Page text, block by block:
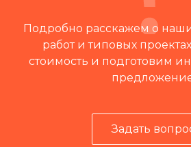
Подробно расскажем о
работ и типовых
стоимость и подготовим
Задать